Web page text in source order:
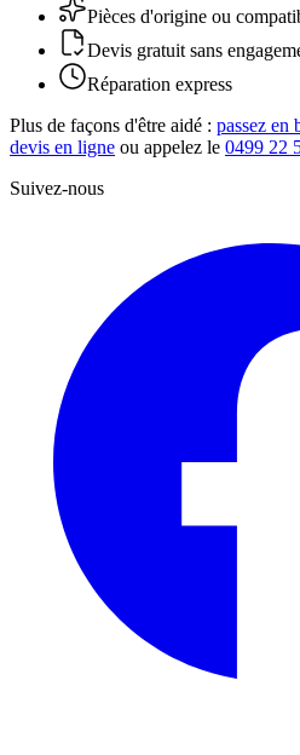
Pièces d'origine ou
Devis gratuit sans
Réparation express
Plus de façons d'être aidé : passez en
devis en ligne ou appelez le 0499 22
Suivez-nous